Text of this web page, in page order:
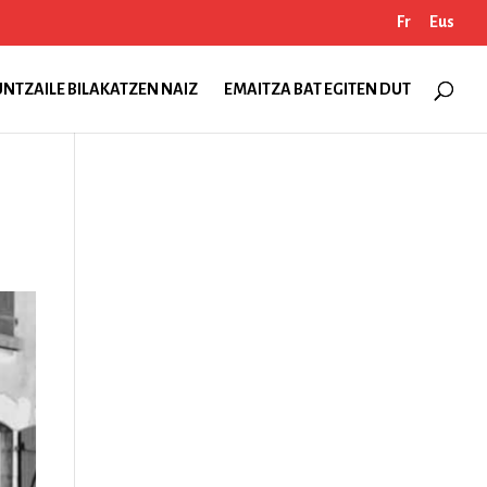
Fr Eus
BILAKATZEN NAIZ EMAITZA BAT EGITEN DUT